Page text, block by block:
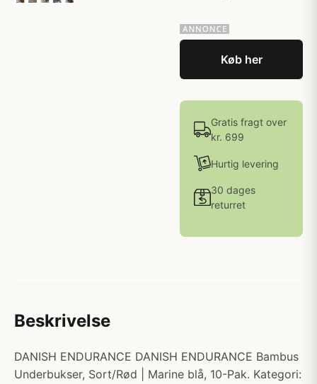
Køb her
Gratis fragt over
kr. 699
Hurtig levering
30 dages
returret
Beskrivelse
DANISH ENDURANCE DANISH ENDURANCE Bambus
Underbukser, Sort/Rød | Marine blå, 10-Pak. Kategori: